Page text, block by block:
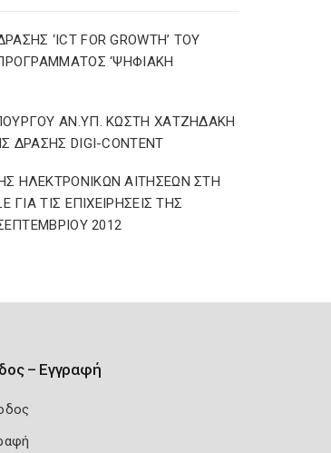
‘ICT FOR GROWTH’ ΤΟΥ
‘ΨΗΦΙΑΚΗ
ΑΝ.ΥΠ. ΚΩΣΤΗ ΧΑΤΖΗΔΑΚΗ
ΔΡΑΣΗΣ DIGI-CONTENT
ΗΛΕΚΤΡΟΝΙΚΩΝ ΑΙΤΗΣΕΩΝ ΣΤΗ
ΓΙΑ ΤΙΣ ΕΠΙΧΕΙΡΗΣΕΙΣ ΤΗΣ
2012
– Εγγραφή